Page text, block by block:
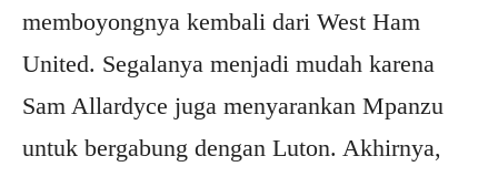
memboyongnya kembali dari West Ham
United. Segalanya menjadi mudah karena
Sam Allardyce juga menyarankan Mpanzu
untuk bergabung dengan Luton. Akhirnya,